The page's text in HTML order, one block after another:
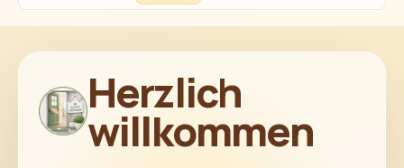
Herzlich
willkommen